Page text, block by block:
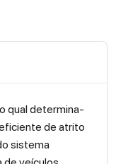
qual determina-
de atrito
sistema